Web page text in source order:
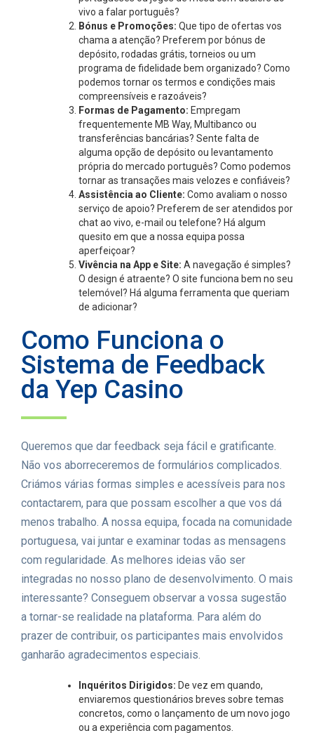
vivo a falar português?
Bónus e Promoções: Que tipo de ofertas vos
chama a atenção? Preferem por bónus de
depósito, rodadas grátis, torneios ou um
programa de fidelidade bem organizado? Como
podemos tornar os termos e condições mais
compreensíveis e razoáveis?
Formas de Pagamento: Empregam
frequentemente MB Way, Multibanco ou
transferências bancárias? Sente falta de
alguma opção de depósito ou levantamento
própria do mercado português? Como podemos
tornar as transações mais velozes e confiáveis?
Assistência ao Cliente: Como avaliam o nosso
serviço de apoio? Preferem de ser atendidos por
chat ao vivo, e-mail ou telefone? Há algum
quesito em que a nossa equipa possa
aperfeiçoar?
Vivência na App e Site: A navegação é simples?
O design é atraente? O site funciona bem no seu
telemóvel? Há alguma ferramenta que queriam
de adicionar?
Como Funciona o
Sistema de Feedback
da Yep Casino
Queremos que dar feedback seja fácil e gratificante.
Não vos aborreceremos de formulários complicados.
Criámos várias formas simples e acessíveis para nos
contactarem, para que possam escolher a que vos dá
menos trabalho. A nossa equipa, focada na comunidade
portuguesa, vai juntar e examinar todas as mensagens
com regularidade. As melhores ideias vão ser
integradas no nosso plano de desenvolvimento. O mais
interessante? Conseguem observar a vossa sugestão
a tornar-se realidade na plataforma. Para além do
prazer de contribuir, os participantes mais envolvidos
ganharão agradecimentos especiais.
Inquéritos Dirigidos: De vez em quando,
enviaremos questionários breves sobre temas
concretos, como o lançamento de um novo jogo
ou a experiência com pagamentos.